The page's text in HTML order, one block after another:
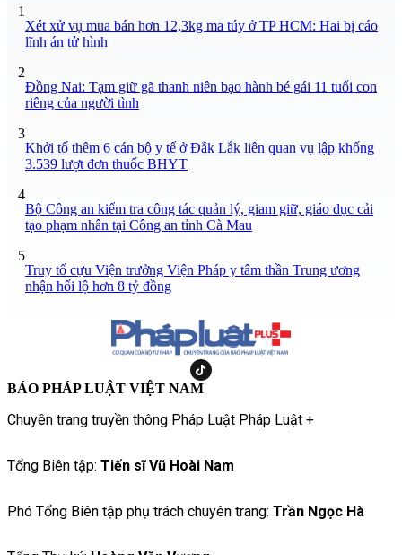
1
Xét xử vụ mua bán hơn 12,3kg ma túy ở TP HCM: Hai bị cáo
lĩnh án tử hình
2
Đồng Nai: Tạm giữ gã thanh niên bạo hành bé gái 11 tuổi con
riêng của người tình
3
Khởi tố thêm 6 cán bộ y tế ở Đắk Lắk liên quan vụ lập khống
3.539 lượt đơn thuốc BHYT
4
Bộ Công an kiểm tra công tác quản lý, giam giữ, giáo dục cải
tạo phạm nhân tại Công an tỉnh Cà Mau
5
Truy tố cựu Viện trưởng Viện Pháp y tâm thần Trung ương
nhận hối lộ hơn 8 tỷ đồng
BÁO PHÁP LUẬT VIỆT NAM
Chuyên trang truyền thông Pháp Luật Pháp Luật +
Tổng Biên tập: Tiến sĩ Vũ Hoài Nam
Phó Tổng Biên tập phụ trách chuyên trang: Trần Ngọc Hà